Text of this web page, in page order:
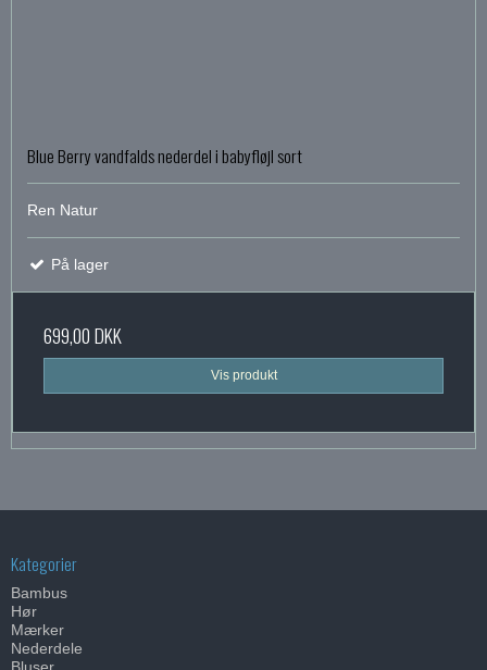
Blue Berry vandfalds nederdel i babyfløjl sort
Ren Natur
På lager
699,00 DKK
Vis produkt
Kategorier
Bambus
Hør
Mærker
Nederdele